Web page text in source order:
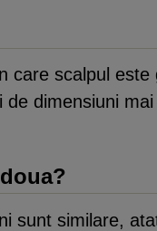
care scalpul
dimensiuni
sunt similare,